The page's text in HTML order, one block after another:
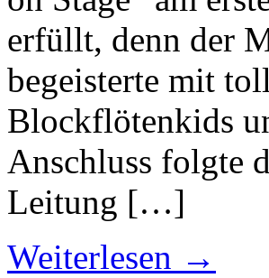
erfüllt, denn der
begeisterte mit
Blockflötenkids
Anschluss folgte
Leitung […]
Weiterlesen →